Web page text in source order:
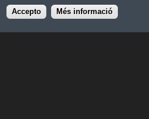
Accepto Més informació